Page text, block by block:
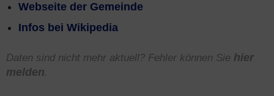
Webseite der Gemeinde
Infos bei Wikipedia
Daten sind nicht mehr aktuell? Fehler können Sie hier
melden.